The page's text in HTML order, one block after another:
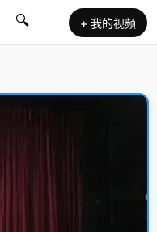
🔍 + 我的视频